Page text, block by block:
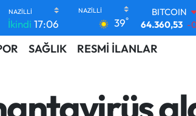
İkindi 17:06 39°
DOLAR
47,7069
EURO
55,0265
6618.49
BİST100
SAĞLIK RESMİ İLANLAR